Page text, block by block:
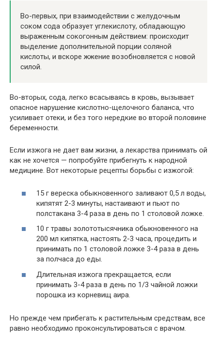
Во-первых, при взаимодействии с желудочным
соком сода образует углекислоту, обладающую
выраженным сокогонным действием: происходит
выделение дополнительной порции соляной
кислоты, и вскоре жжение возобновляется с новой
силой.
Во-вторых, сода, легко всасываясь в кровь, вызывает
опасное нарушение кислотно-щелочного баланса, что
усиливает отеки, и без того нередкие во второй половине
беременности.
Если изжога не дает вам жизни, а лекарства принимать ой
как не хочется — попробуйте прибегнуть к народной
медицине. Вот некоторые рецепты борьбы с изжогой:
15 г вереска обыкновенного заливают 0,5 л воды,
кипятят 2-3 минуты, настаивают и пьют по
полстакана 3-4 раза в день по 1 столовой ложке.
10 г травы золототысячника обыкновенного на
200 мл кипятка, настоять 2-3 часа, процедить и
принимать по 1 столовой ложке 3-4 раза в день
за полчаса до еды.
Длительная изжога прекращается, если
принимать 3-4 раза в день по 1/3 чайной ложки
порошка из корневищ аира.
Но прежде чем прибегать к растительным средствам, все
равно необходимо проконсультироваться с врачом.